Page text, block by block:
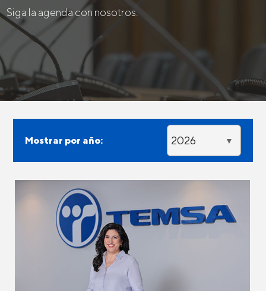
Siga la agenda con nosotros.
Mostrar por año: 2026